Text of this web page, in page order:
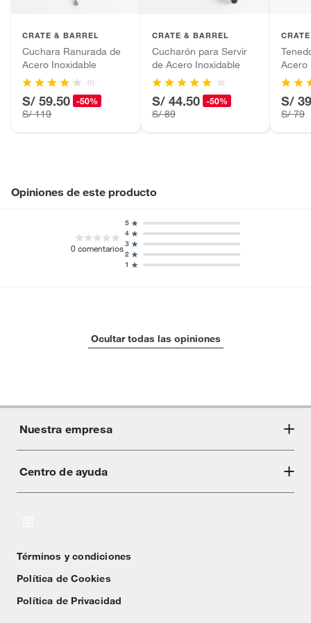
Productos que hayan sido previamente instalados.
Baterías de auto.
Motocicletas y bicicletas motorizadas.
Licores y cigarros electrónicos.
CRATE & BARREL
Cuchara Ranurada de
Acero Inoxidable
(1)
S/ 59.50 -50%
S/ 119
CRATE & BARREL
Cucharón para Servir
de Acero Inoxidable
(2)
S/ 44.50 -50%
S/ 89
Acero
S/
S/ 79
Opiniones de este producto
0comentarios
1
2
3
4
5
Ocultar todas las opiniones
Nuestra empresa
Acerca de Crate
Centro de ayuda
Textos Legales
Términos y condiciones
Política de Cookies
Política de Privacidad